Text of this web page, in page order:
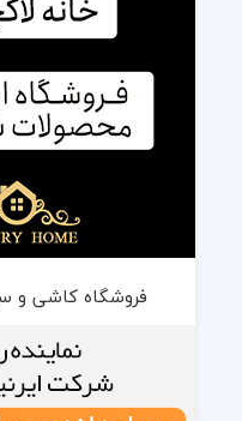
فروشگاه کاشی و